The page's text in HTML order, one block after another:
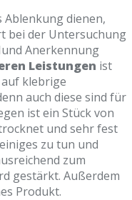
Ablenkung dienen,
bei der Untersuchung
Anerkennung
Leistungen ist
klebrige
auch diese sind für
ist ein Stück von
und sehr fest
zu tun und
zum
gestärkt. Außerdem
Produkt.